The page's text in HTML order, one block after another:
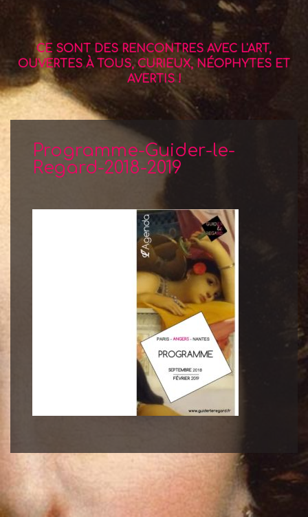
CE SONT DES RENCONTRES AVEC L'ART,
OUVERTES À TOUS, CURIEUX, NÉOPHYTES ET
AVERTIS !
Programme-Guider-le-
Regard-2018-2019